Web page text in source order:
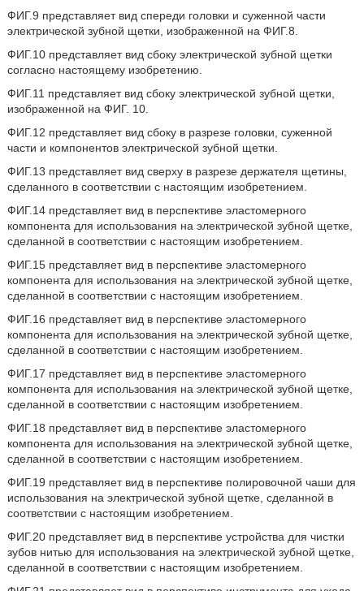
ФИГ.9 представляет вид спереди головки и суженной части
электрической зубной щетки, изображенной на ФИГ.8.
ФИГ.10 представляет вид сбоку электрической зубной щетки
согласно настоящему изобретению.
ФИГ.11 представляет вид сбоку электрической зубной щетки,
изображенной на ФИГ. 10.
ФИГ.12 представляет вид сбоку в разрезе головки, суженной
части и компонентов электрической зубной щетки.
ФИГ.13 представляет вид сверху в разрезе держателя щетины,
сделанного в соответствии с настоящим изобретением.
ФИГ.14 представляет вид в перспективе эластомерного
компонента для использования на электрической зубной щетке,
сделанной в соответствии с настоящим изобретением.
ФИГ.15 представляет вид в перспективе эластомерного
компонента для использования на электрической зубной щетке,
сделанной в соответствии с настоящим изобретением.
ФИГ.16 представляет вид в перспективе эластомерного
компонента для использования на электрической зубной щетке,
сделанной в соответствии с настоящим изобретением.
ФИГ.17 представляет вид в перспективе эластомерного
компонента для использования на электрической зубной щетке,
сделанной в соответствии с настоящим изобретением.
ФИГ.18 представляет вид в перспективе эластомерного
компонента для использования на электрической зубной щетке,
сделанной в соответствии с настоящим изобретением.
ФИГ.19 представляет вид в перспективе полировочной чаши для
использования на электрической зубной щетке, сделанной в
соответствии с настоящим изобретением.
ФИГ.20 представляет вид в перспективе устройства для чистки
зубов нитью для использования на электрической зубной щетке,
сделанной в соответствии с настоящим изобретением.